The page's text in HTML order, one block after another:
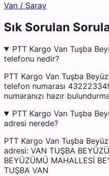
Van / Saray
Sık Sorulan
PTT Kargo Van Tuşba
telefonu nedir?
PTT Kargo Van Tuşba
telefon numarası
numaranızı hazır
PTT Kargo Van Tuşba
adresi nerede?
PTT Kargo Van Tuşba
adresi: VAN TUŞBA
BEYÜZÜMÜ MAHALLESİ
TUŞBA VAN